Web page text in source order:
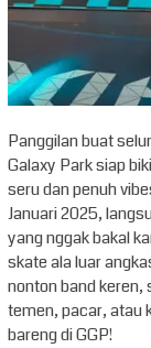
Panggilan buat
Galaxy Park siap
seru dan penuh
Januari 2025,
yang nggak bakal
skate ala luar
nonton band keren,
temen, pacar, atau
bareng di GGP!